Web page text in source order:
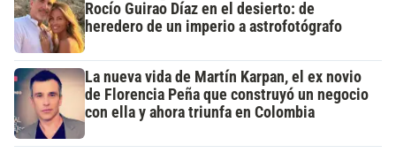
Rocío Guirao Díaz en el desierto: de
heredero de un imperio a astrofotógrafo
La nueva vida de Martín Karpan, el ex novio
de Florencia Peña que construyó un negocio
con ella y ahora triunfa en Colombia